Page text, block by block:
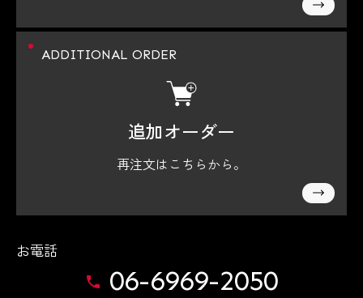
ADDITIONAL ORDER
追加オーダー
再注文はこちらから。
お電話
06-6969-2050